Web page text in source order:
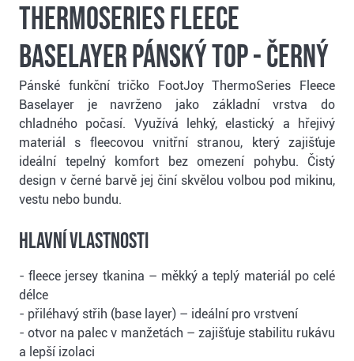
ThermoSeries Fleece
Baselayer pánský top - černý
Pánské funkční tričko FootJoy ThermoSeries Fleece
Baselayer je navrženo jako základní vrstva do
chladného počasí. Využívá lehký, elastický a hřejivý
materiál s fleecovou vnitřní stranou, který zajišťuje
ideální tepelný komfort bez omezení pohybu. Čistý
design v černé barvě jej činí skvělou volbou pod mikinu,
vestu nebo bundu.
Hlavní vlastnosti
- fleece jersey tkanina – měkký a teplý materiál po celé
délce
- přiléhavý střih (base layer) – ideální pro vrstvení
- otvor na palec v manžetách – zajišťuje stabilitu rukávu
a lepší izolaci